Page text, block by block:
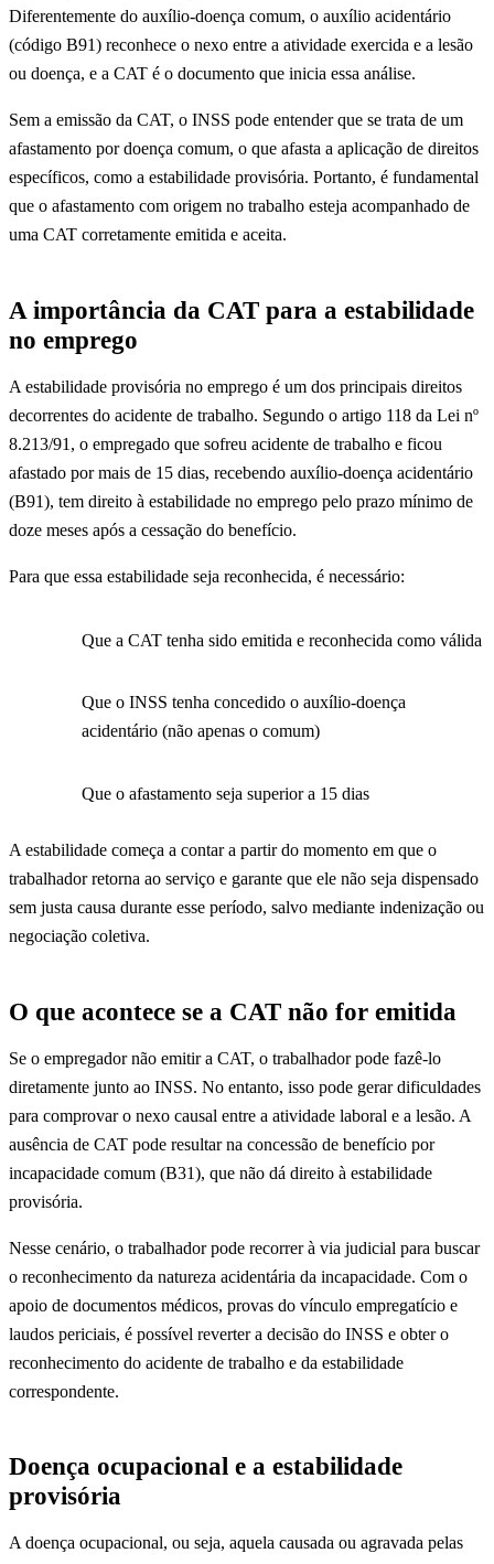
Diferentemente do auxílio-doença comum, o auxílio acidentário
(código B91) reconhece o nexo entre a atividade exercida e a lesão
ou doença, e a CAT é o documento que inicia essa análise.
Sem a emissão da CAT, o INSS pode entender que se trata de um
afastamento por doença comum, o que afasta a aplicação de direitos
específicos, como a estabilidade provisória. Portanto, é fundamental
que o afastamento com origem no trabalho esteja acompanhado de
uma CAT corretamente emitida e aceita.
A importância da CAT para a estabilidade
no emprego
A estabilidade provisória no emprego é um dos principais direitos
decorrentes do acidente de trabalho. Segundo o artigo 118 da Lei nº
8.213/91, o empregado que sofreu acidente de trabalho e ficou
afastado por mais de 15 dias, recebendo auxílio-doença acidentário
(B91), tem direito à estabilidade no emprego pelo prazo mínimo de
doze meses após a cessação do benefício.
Para que essa estabilidade seja reconhecida, é necessário:
Que a CAT tenha sido emitida e reconhecida como válida
Que o INSS tenha concedido o auxílio-doença
acidentário (não apenas o comum)
Que o afastamento seja superior a 15 dias
A estabilidade começa a contar a partir do momento em que o
trabalhador retorna ao serviço e garante que ele não seja dispensado
sem justa causa durante esse período, salvo mediante indenização ou
negociação coletiva.
O que acontece se a CAT não for emitida
Se o empregador não emitir a CAT, o trabalhador pode fazê-lo
diretamente junto ao INSS. No entanto, isso pode gerar dificuldades
para comprovar o nexo causal entre a atividade laboral e a lesão. A
ausência de CAT pode resultar na concessão de benefício por
incapacidade comum (B31), que não dá direito à estabilidade
provisória.
Nesse cenário, o trabalhador pode recorrer à via judicial para buscar
o reconhecimento da natureza acidentária da incapacidade. Com o
apoio de documentos médicos, provas do vínculo empregatício e
laudos periciais, é possível reverter a decisão do INSS e obter o
reconhecimento do acidente de trabalho e da estabilidade
correspondente.
Doença ocupacional e a estabilidade
provisória
A doença ocupacional, ou seja, aquela causada ou agravada pelas